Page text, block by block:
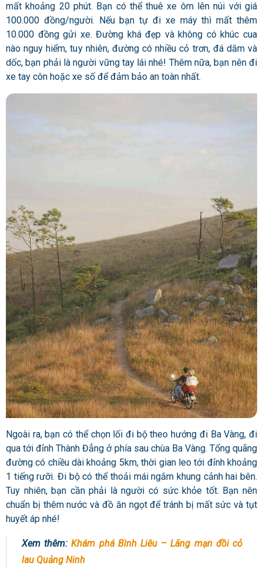
mất khoảng 20 phút. Bạn có thể thuê xe ôm lên núi với giá
100.000 đồng/người. Nếu bạn tự đi xe máy thì mất thêm
10.000 đồng gửi xe. Đường khá đẹp và không có khúc cua
nào nguy hiểm, tuy nhiên, đường có nhiều cỏ trơn, đá dăm và
dốc, bạn phải là người vững tay lái nhé! Thêm nữa, bạn nên đi
xe tay côn hoặc xe số để đảm bảo an toàn nhất.
Ngoài ra, bạn có thể chọn lối đi bộ theo hướng đi Ba Vàng, đi
qua tới đỉnh Thành Đẳng ở phía sau chùa Ba Vàng. Tổng quãng
đường có chiều dài khoảng 5km, thời gian leo tới đỉnh khoảng
1 tiếng rưỡi. Đi bộ có thể thoải mái ngắm khung cảnh hai bên.
Tuy nhiên, bạn cần phải là người có sức khỏe tốt. Bạn nên
chuẩn bị thêm nước và đồ ăn ngọt để tránh bị mất sức và tụt
huyết áp nhé!
Xem thêm:Khám phá Bình Liêu – Lãng mạn đồi cỏ
lau Quảng Ninh